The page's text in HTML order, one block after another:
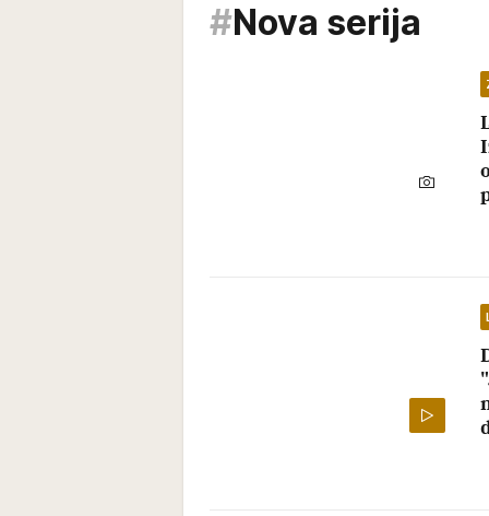
#Nova serija